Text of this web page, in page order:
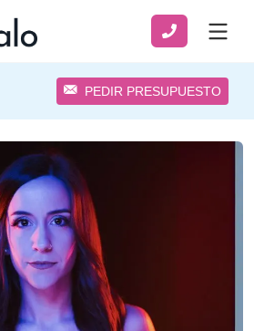
PEDIR PRESUPUESTO